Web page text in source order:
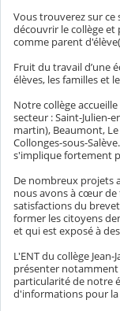
Vous trouverez sur
découvrir le collège
comme parent
Fruit du travail d’une
élèves, les familles et
Notre collège
secteur : Saint-Julien-
martin), Beaumont,
Collonges-sous-
s'implique fortement
De nombreux projets
nous avons à cœur de
satisfactions du
former les citoyens
et qui est exposé à
L'ENT du collège
présenter notamment
particularité de notre
d'informations pour la